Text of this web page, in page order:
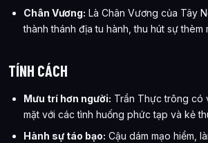
Chân Vương: Là Chân Vương của Tây
thành thánh địa tu hành, thu hút sự thèm
TÍNH CÁCH
Mưu trí hơn người: Trần Thực trông có
mặt với các tình huống phức tạp và kẻ
Hành sự táo bạo: Cậu dám mạo hiểm,